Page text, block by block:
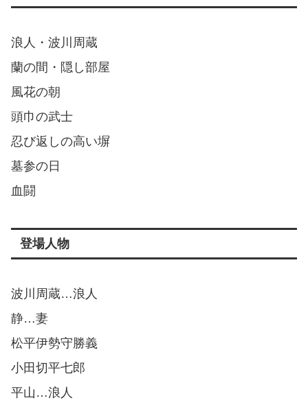
浪人・波川周蔵
蘭の間・隠し部屋
風花の朝
頭巾の武士
忍び返しの高い塀
墓参の日
血闘
登場人物
波川周蔵…浪人
静…妻
松平伊勢守勝義
小田切平七郎
平山…浪人